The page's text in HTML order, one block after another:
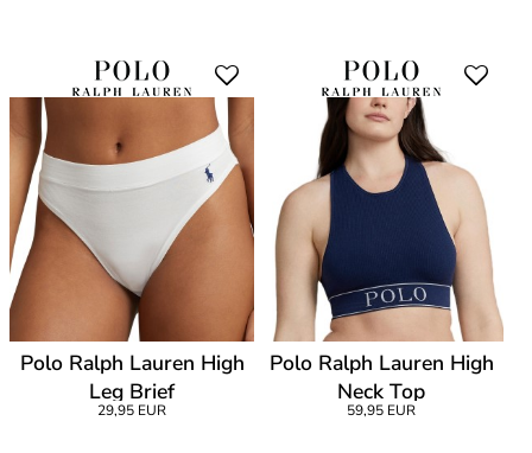
Polo Ralph Lauren High
Leg Brief
29,95 EUR
Polo Ralph Lauren High
Neck Top
59,95 EUR